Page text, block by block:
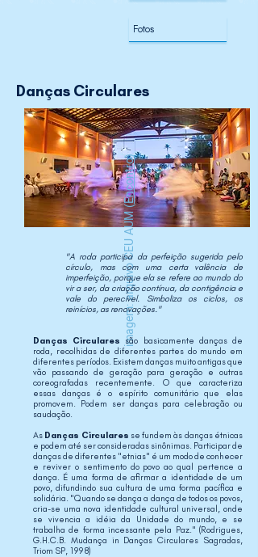
Fotos
Danças Circulares
imagem: arquivo CEU AUM (
Encontro
)
"A roda participa da perfeição sugerida pelo
círculo, mas com uma certa valência de
imperfeição, porque ela se refere ao mundo do
vir a ser, da criação contínua, da contigência e
vale do perecível. Simboliza os ciclos, os
reinícios, as renovações."
Danças Circulares são basicamente danças de
roda, recolhidas de diferentes partes do mundo em
diferentes períodos. Existem danças muito antigas que
vão passando de geração para geração e outras
coreografadas recentemente. O que caracteriza
essas danças é o espírito comunitário que elas
promovem. Podem ser danças para celebração ou
saudação.
As Danças Circulares se fundem às danças étnicas
e podem até ser consideradas sinônimas. Participar de
danças de diferentes "etnias" é um modo de conhecer
e reviver o sentimento do povo ao qual pertence a
dança. É uma forma de afirmar a identidade de um
povo, difundindo sua cultura de uma forma pacífica e
solidária. "Quando se dança a dança de todos os povos,
cria-se uma nova identidade cultural universal, onde
se vivencia a idéia da Unidade do mundo, e se
trabalha de forma incessante pela Paz." (Rodrigues,
G.H.C.B. Mudança in Danças Circulares Sagradas,
Triom SP, 1998)